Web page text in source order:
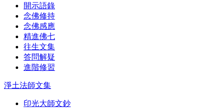
開示語錄
念佛修持
念佛感應
精進佛七
往生文集
答問解疑
進階修習
淨土法師文集
印光大師文鈔